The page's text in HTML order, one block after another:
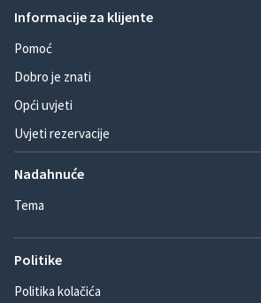
Informacije za klijente
Pomoć
Dobro je znati
Opći uvjeti
Uvjeti rezervacije
Nadahnuće
Tema
Politike
Politika kolačića